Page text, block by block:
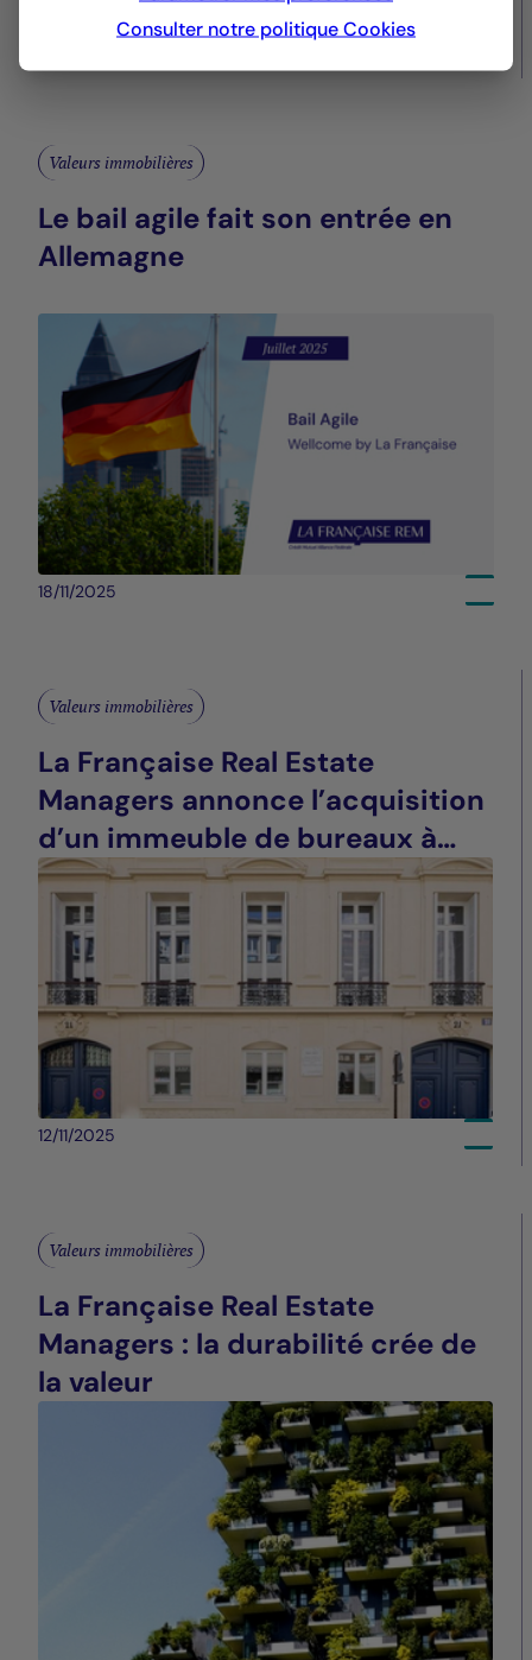
Valeurs immobilières
Le bail agile fait son entrée en
Allemagne
18/11/2025
Valeurs immobilières
La Française Real Estate
Managers annonce l’acquisition
d’un immeuble de bureaux à
Paris (9e)
12/11/2025
Valeurs immobilières
La Française Real Estate
Managers : la durabilité crée de
la valeur
Consulter notre politiqueCookies